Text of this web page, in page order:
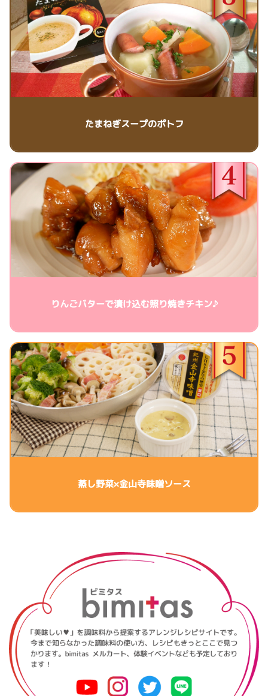
たまねぎスープのポトフ
りんごバターで漬け込む照り焼きチキン♪
蒸し野菜×金山寺味噌ソース